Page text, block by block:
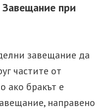
Завещание при
завещание да
частите от
ако бракът е
направено